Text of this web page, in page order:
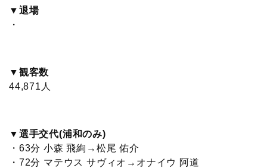
▼退場
・
▼観客数
44,871人
▼選手交代(浦和のみ)
・63分 小森 飛絢→松尾 佑介
・72分 マテウス サヴィオ→オナイウ 阿道